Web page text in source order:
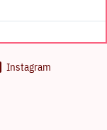
Instagram